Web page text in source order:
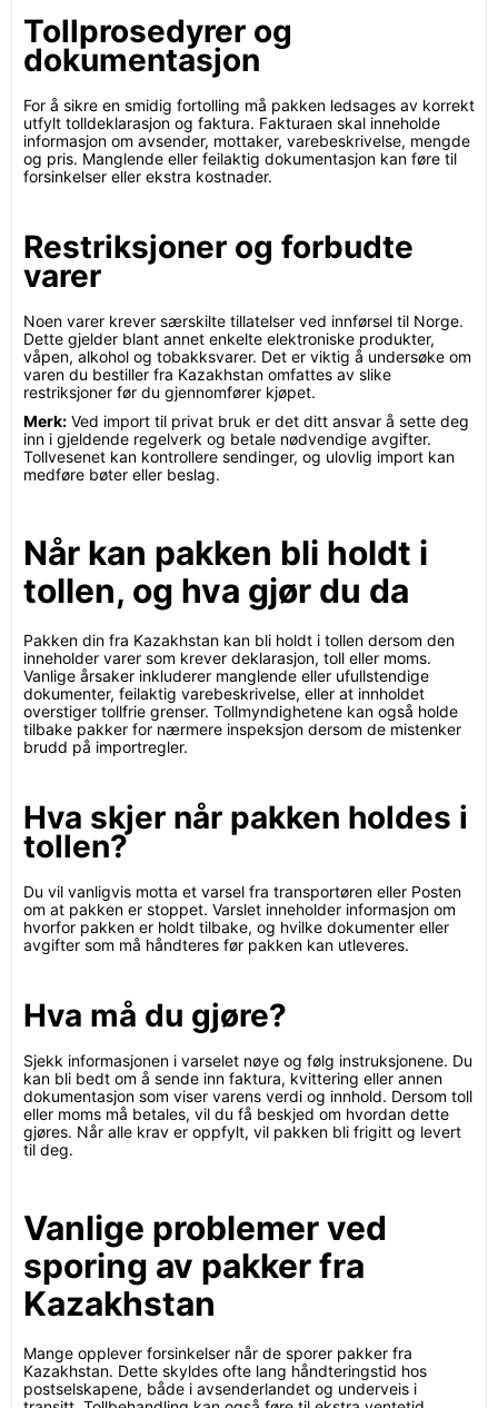
Tollprosedyrer og
dokumentasjon
For å sikre en smidig fortolling må pakken ledsages av korrekt
utfylt tolldeklarasjon og faktura. Fakturaen skal inneholde
informasjon om avsender, mottaker, varebeskrivelse, mengde
og pris. Manglende eller feilaktig dokumentasjon kan føre til
forsinkelser eller ekstra kostnader.
Restriksjoner og forbudte
varer
Noen varer krever særskilte tillatelser ved innførsel til Norge.
Dette gjelder blant annet enkelte elektroniske produkter,
våpen, alkohol og tobakksvarer. Det er viktig å undersøke om
varen du bestiller fra Kazakhstan omfattes av slike
restriksjoner før du gjennomfører kjøpet.
Merk: Ved import til privat bruk er det ditt ansvar å sette deg
inn i gjeldende regelverk og betale nødvendige avgifter.
Tollvesenet kan kontrollere sendinger, og ulovlig import kan
medføre bøter eller beslag.
Når kan pakken bli holdt i
tollen, og hva gjør du da
Pakken din fra Kazakhstan kan bli holdt i tollen dersom den
inneholder varer som krever deklarasjon, toll eller moms.
Vanlige årsaker inkluderer manglende eller ufullstendige
dokumenter, feilaktig varebeskrivelse, eller at innholdet
overstiger tollfrie grenser. Tollmyndighetene kan også holde
tilbake pakker for nærmere inspeksjon dersom de mistenker
brudd på importregler.
Hva skjer når pakken holdes i
tollen?
Du vil vanligvis motta et varsel fra transportøren eller Posten
om at pakken er stoppet. Varslet inneholder informasjon om
hvorfor pakken er holdt tilbake, og hvilke dokumenter eller
avgifter som må håndteres før pakken kan utleveres.
Hva må du gjøre?
Sjekk informasjonen i varselet nøye og følg instruksjonene. Du
kan bli bedt om å sende inn faktura, kvittering eller annen
dokumentasjon som viser varens verdi og innhold. Dersom toll
eller moms må betales, vil du få beskjed om hvordan dette
gjøres. Når alle krav er oppfylt, vil pakken bli frigitt og levert
til deg.
Vanlige problemer ved
sporing av pakker fra
Kazakhstan
Mange opplever forsinkelser når de sporer pakker fra
Kazakhstan. Dette skyldes ofte lang håndteringstid hos
postselskapene, både i avsenderlandet og underveis i